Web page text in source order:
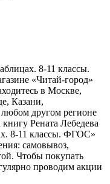
8-11 классы.
«Читай-город»
в Москве,
Казани,
другом регионе
Рената Лебедева
8-11 классы. ФГОС»
самовывоз,
Чтобы покупать
проводим акции